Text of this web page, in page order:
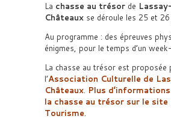
La chasse au trésor de
Châteaux se déroule les 25 et
Au programme : des épreuves
énigmes, pour le temps d’un
La chasse au trésor est proposée
l’Association Culturelle de
Châteaux. Plus
la chasse au trésor sur le site
Tourisme.